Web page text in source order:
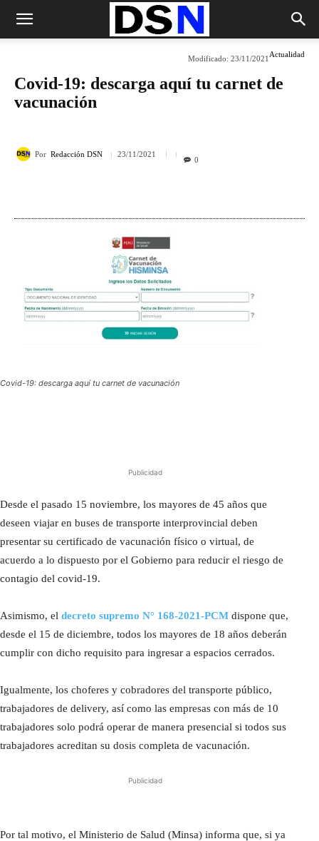
Actualidad
Modificado: 23/11/2021
Covid-19: descarga aquí tu carnet de
vacunación
Por Redacción DSN 23/11/2021
0
Covid-19: descarga aquí tu carnet de vacunación
Publicidad
Desde el pasado 15 noviembre, los mayores de 45 años que
deseen viajar en buses de transporte interprovincial deben
presentar su certificado de vacunación físico o virtual, de
acuerdo a lo dispuesto por el Gobierno para reducir el riesgo de
contagio del covid-19.
Asimismo, el decreto supremo N° 168-2021-PCM dispone que,
desde el 15 de diciembre, todos los mayores de 18 años deberán
cumplir con dicho requisito para ingresar a espacios cerrados.
Igualmente, los choferes y cobradores del transporte público,
trabajadores de delivery, así como las empresas con más de 10
trabajadores solo podrá operar de manera presencial si todos sus
trabajadores acreditan su dosis completa de vacunación.
Publicidad
Por tal motivo, el Ministerio de Salud (Minsa) informa que, si ya